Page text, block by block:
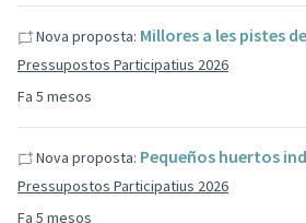
Fa 5 mesos
Nova proposta: Millores a les pistes
Pressupostos Participatius 2026
Fa 5 mesos
Nova proposta: Pequeños huertos
Pressupostos Participatius 2026